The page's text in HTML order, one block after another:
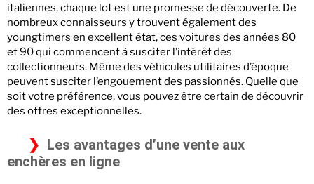
italiennes, chaque lot est une promesse de découverte. De
nombreux connaisseurs y trouvent également des
youngtimers en excellent état, ces voitures des années 80
et 90 qui commencent à susciter l’intérêt des
collectionneurs. Même des véhicules utilitaires d’époque
peuvent susciter l’engouement des passionnés. Quelle que
soit votre préférence, vous pouvez être certain de découvrir
des offres exceptionnelles.
Les avantages d’une vente aux
enchères en ligne